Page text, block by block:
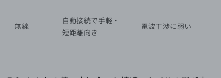
無線
自動接続で手軽・
短距離向き
電波干渉に弱い